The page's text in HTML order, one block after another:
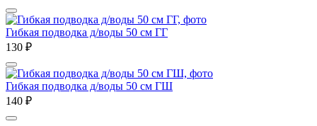
Гибкая подводка д/воды 50 см ГГ
130 ₽
Гибкая подводка д/воды 50 см ГШ
140 ₽